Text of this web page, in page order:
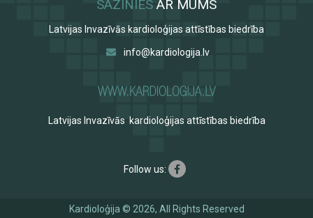
SAZINIES AR MUMS
Latvijas Invazīvās kardioloģijas attīstības biedrība
info@kardiologija.lv
Latvijas Invazīvās kardioloģijas attīstības biedrība
Follow us:
Kardioloģija © 2026, All Rights Reserved